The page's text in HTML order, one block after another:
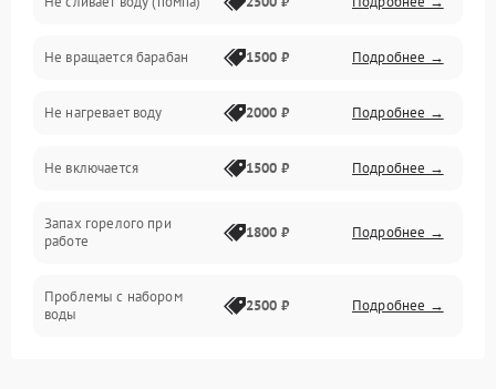
Водоснабжение
Слив
Программное обеспечение
Не вращается барабан 1500 ₽ Подробнее →
Не нагревает воду 2000 ₽ Подробнее →
Не включается 1500 ₽ Подробнее →
Запах горелого при
работе
1800 ₽ Подробнее →
Проблемы с набором
воды
2500 ₽ Подробнее →